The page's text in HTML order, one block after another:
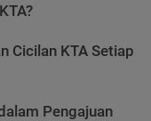
Cicilan KTA Setiap
Pengajuan